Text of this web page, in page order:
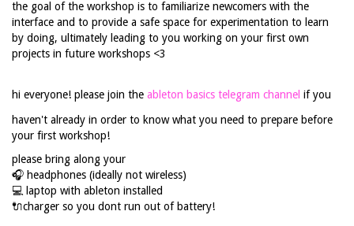
the goal of the workshop is to familiarize newcomers with the
interface and to provide a safe space for experimentation to learn
by doing, ultimately leading to you working on your first own
projects in future workshops <3
hi everyone! please join the ableton basics telegram channel if you
haven't already in order to know what you need to prepare before
your first workshop!
please bring along your
🎧 headphones (ideally not wireless)
💻 laptop with ableton installed
🔌charger so you dont run out of battery!